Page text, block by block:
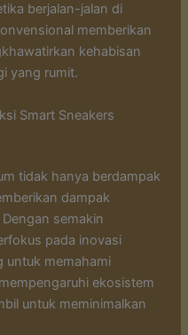
berjalan-jalan di
memberikan
kehabisan
yang rumit.
Smart Sneakers
tidak hanya berdampak
dampak
semakin
pada inovasi
untuk memahami
ekosistem
untuk meminimalkan